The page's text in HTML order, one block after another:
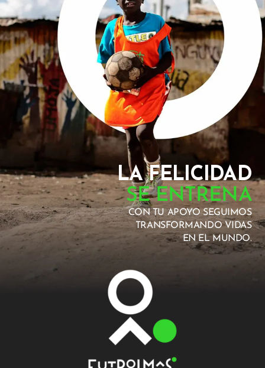
LA FELICIDAD
SE ENTRENA
CON TU APOYO SEGUIMOS
TRANSFORMANDO VIDAS
EN EL MUNDO.